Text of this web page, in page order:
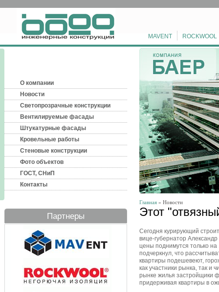
MAVENT ROCKWOOL
О компании
Новости
Светопрозрачные конструкции
Вентилируемые фасады
Штукатурные фасады
Кровельные работы
Стеновые конструкции
Фото объектов
ГОСТ, СНиП
Контакты
Партнеры
Главная » Новости
Этот
Сегодня курирующий
вице-губернатор
цены поднимутся только
подчеркнул, что
квартиры подешевеют,
как участники рынка, так и
рынке жилья застройщики
придерживая квартиры в